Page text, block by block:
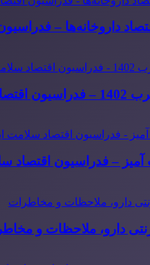
داروخانه‌ها –
ایران
– فدراسیون اقتصاد
دارو، ملاحظات و